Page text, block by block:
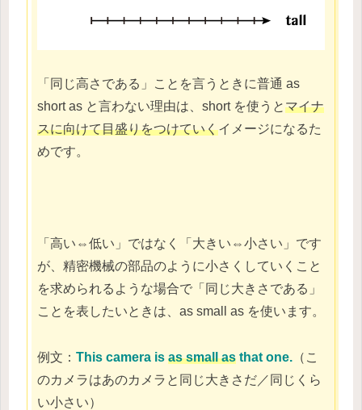
「同じ高さである」ことを言うときに普通 as
short as と言わない理由は、short を使うとマイナ
スに向けて目盛りをつけていくイメージになるた
めです。
「高い⇔低い」ではなく「大きい⇔小さい」です
が、精密機械の部品のように小さくしていくこと
を求められるような場合で「同じ大きさである」
ことを表したいときは、as small as を使います。
例文： This camera is as small as that one. （こ
のカメラはあのカメラと同じ大きさだ／同じくら
い小さい）